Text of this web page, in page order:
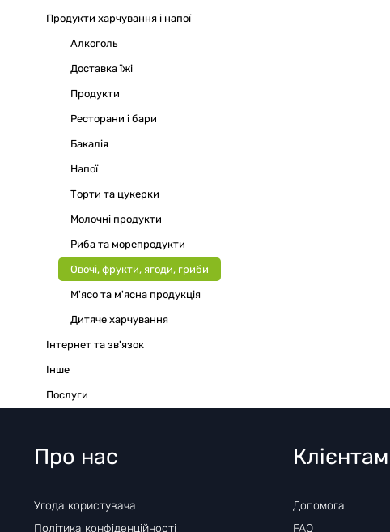
Продукти харчування і напої
Алкоголь
Доставка їжі
Продукти
Ресторани і бари
Бакалія
Напої
Торти та цукерки
Молочні продукти
Риба та морепродукти
Овочі, фрукти, ягоди, гриби
М'ясо та м'ясна продукція
Дитяче харчування
Інтернет та зв'язок
Iнше
Послуги
Про нас
Угода користувача
Політика конфіденційності
Клієнтам
Допомога
FAQ